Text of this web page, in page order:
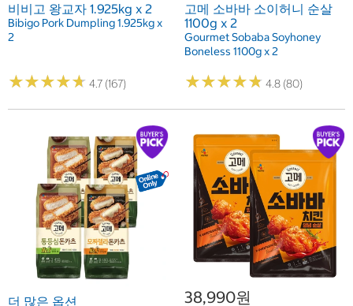
비비고 왕교자 1.925kg x 2
Bibigo Pork Dumpling 1.925kg x
2
★★★★★
★★★★★ 4.7 (167)
고메 소바바 소이허니 순살
1100g x 2
Gourmet Sobaba Soyhoney
Boneless 1100g x 2
★★★★★
★★★★★ 4.8 (80)
더 많은 옵션 38,990원